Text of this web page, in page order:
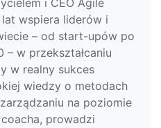
i CEO Agile
wspiera liderów i
– od start-upów po
w przekształcaniu
w realny sukces
wiedzy o metodach
na poziomie
prowadzi